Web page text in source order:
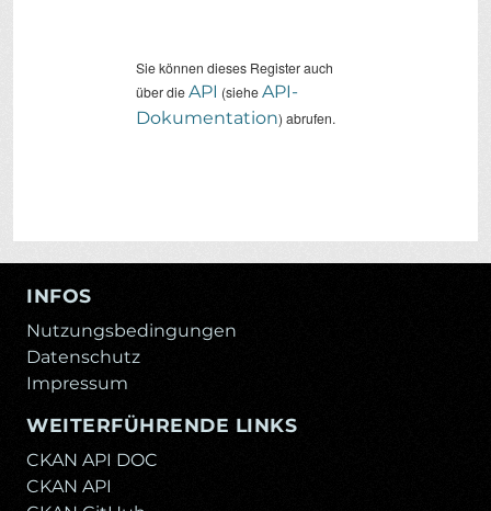
Sie können dieses Register auch
über dieAPI (sieheAPI-
Dokumentation) abrufen.
INFOS
Nutzungsbedingungen
Datenschutz
Impressum
WEITERFÜHRENDE LINKS
CKAN API DOC
CKAN API